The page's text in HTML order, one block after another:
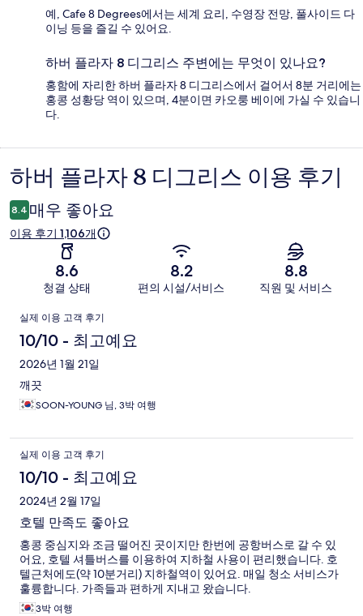
예, Cafe 8 Degrees에서는 세계 요리, 수영장 전망, 풀사이드 다
이닝 등을 즐길 수 있어요.
하버 플라자 8 디그리스 주변에는 무엇이 있나요?
홍함에 자리한 하버 플라자 8 디그리스에서 걸어서 8분 거리에는
홍콩 성황당 역이 있으며, 4분이면 카오룽 베이에 가실 수 있습니
다.
이
용
후
하버 플라자 8 디그리스 이용 후기
8.4 매우 좋아요
이용 후기 1,106개
8.6
청결 상태
8.2
편의 시설/서비스
8.8
직원 및 서비스
이
용
후
기
실제 이용 고객 후기
10/10 - 최고예요
2026년 1월 21일
깨끗
SOON-YOUNG 님, 3박 여행
실제 이용 고객 후기
10/10 - 최고예요
2024년 2월 17일
호텔 만족도 좋아요
홍콩 중심지와 조금 떨어진 곳이지만 한번에 공항버스로 갈 수 있
어요, 호텔 셔틀버스를 이용하여 지하철 사용이 편리했습니다. 호
텔근처에도(약 10분거리) 지하철역이 있어요. 매일 청소 서비스가
훌륭합니다. 가족들과 편하게 지내고 왔습니다.
3박 여행